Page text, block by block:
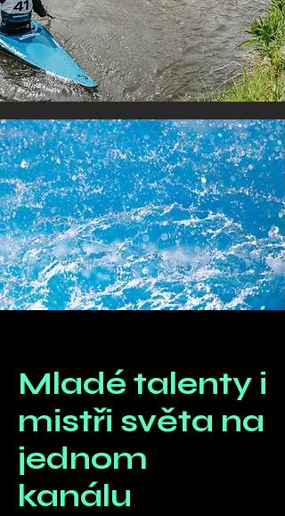
Mladé talenty i
mistři světa na
jednom
kanálu